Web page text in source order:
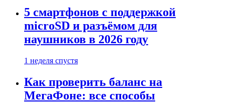
5 смартфонов с поддержкой
microSD и разъёмом для
наушников в 2026 году
1 неделя спустя
Как проверить баланс на
МегаФоне: все способы